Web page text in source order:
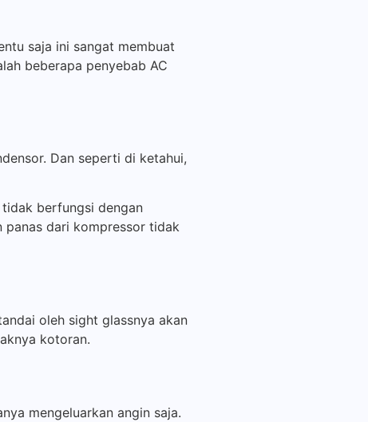
saja ini sangat membuat
beberapa penyebab AC
Dan seperti di ketahui,
berfungsi dengan
panas dari kompressor tidak
oleh sight glassnya akan
kotoran.
mengeluarkan angin saja.